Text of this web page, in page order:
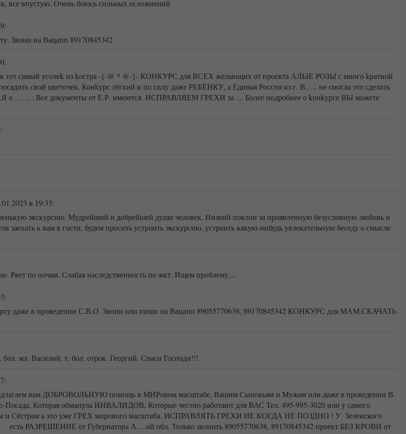
все впустую. Очень боюсь сильных осложнений
:
Звони на Вацапп 89170845342
:
самый уголеk из kостра -{-@ * @-}- КОНКУРС для ВСЕХ желающих от проекта АЛЫЕ РОЗЫ с много kратной
свой цветочек. Конkурс лёгкий и по силу даже РЕБЁНКУ, а Единая Россия из г. В….. не смогла это сделать
…… : Все документы от Е.Р. имеются. ИСПРАВЛЯЕМ ГРЕХИ за .... Более подробнее о kонkурсе ВЫ можете
:
в 19:33:
экскурсию. Мудрейший и добрейшей души человек. Низкий поклон за проявленную безусловную любовь и
заехать к вам в гости, будем просить устроить экскурсию, устроить какую-нибудь увлекательную беседу о смысле
по ночам. Слабая наследственность по жкт. Ищем проблему....
:
даже в проведении С.В.О. Звони или пиши на Вацапп 89055770638, 89170845342 КОНКУРС для МАМ.СКАЧАТЬ
мл. Василий, т. бол. отрок. Георгий. Спаси Господи!!!
:
вам ДОБРОВОЛЬНУЮ помощь в МИРовом масштабе, Вашим Сыновьям и Мужам или даже в проведении В.
Посада, Которая обманула ИНВАЛИДОВ, Которые честно работают для ВАС Тел. 495-995-3020 или у самого
и Сёстрам а это уже ГРЕХ мирового масштаба. ИСПРАВЛЯТЬ ГРЕХИ НЕ КОГДА НЕ ПОЗДНО ! У Зеленского
РАЗРЕШЕНИЕ от Губернатора А.....ой обл. Только звонить 89055770638, 89170845342 проект БЕЗ КРОВИ от